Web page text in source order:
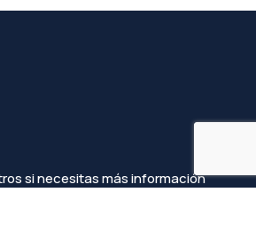
si necesitas más información